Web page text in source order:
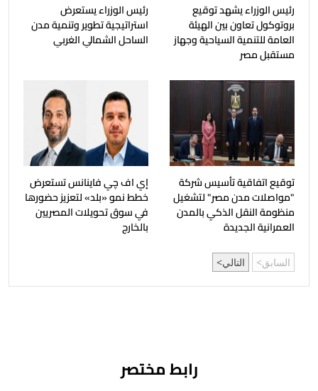
رئيس الوزراء يشهد توقيع
بروتوكول تعاون بين الهيئة
العامة للتنمية السياحية وجهاز
مستقبل مصر
رئيس الوزراء يستعرض
استراتيجية تطوير وتنمية مدن
الساحل الشمالي الغربي
توقيع اتفاقية تأسيس شركة
"مواصلات مدن مصر" لتشغيل
منظومة النقل الذكي بالمدن
العمرانية الجديدة
إي اف چي فاينانس تستعرض
خطط نمو «بلد» لتعزيز حضورها
في سوق تحويلات المصريين
بالخارج
السابق التالي
رابط مختصر